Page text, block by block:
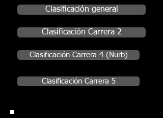
Clasificación general
Clasificación Carrera 2
Clasificación Carrera 4 (Nurb)
Clasificación Carrera 5